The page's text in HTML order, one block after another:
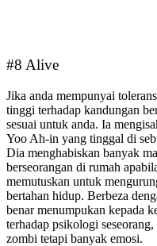
#8 Alive
Jika anda mempunyai
tinggi terhadap kandungan
sesuai untuk anda. Ia
Yoo Ah-in yang tinggal di
Dia menghabiskan banyak
berseorangan di rumah
memutuskan untuk
bertahan hidup. Berbeza
benar menumpukan kepada
terhadap psikologi
zombi tetapi banyak emosi.